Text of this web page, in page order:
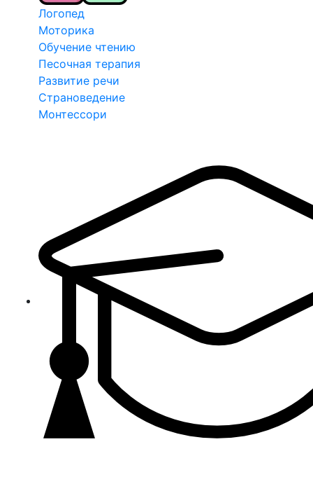
Логопед
Моторика
Обучение чтению
Песочная терапия
Развитие речи
Страноведение
Монтессори